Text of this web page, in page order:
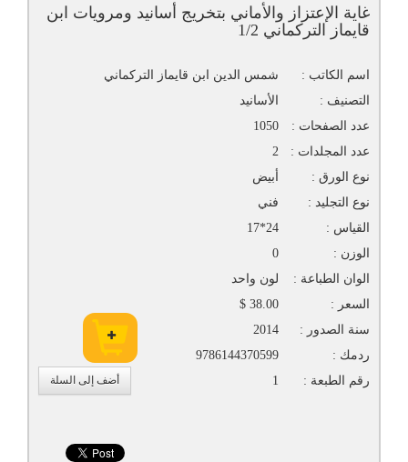
أضف إلى السلة
غاية الإعتزاز والأماني بتخريج أسانيد ومرويات ابن
قايماز التركماني 1/2
اسم الكاتب :
شمس الدين ابن قايماز التركماني
التصنيف :
الأسانيد
عدد الصفحات :
1050
عدد المجلدات :
2
نوع الورق :
أبيض
نوع التجليد :
فني
القياس :
24*17
الوزن :
0
الوان الطباعة :
لون واحد
السعر :
38.00 $
سنة الصدور :
2014
ردمك :
9786144370599
رقم الطبعة :
1